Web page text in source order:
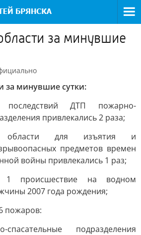
за минувшие
за минувшие сутки:
последствий ДТП пожарно-
привлекались 2 раза;
области для изъятия и
предметов времен
войны привлекались 1 раз;
1 происшествие на водном
2007 года рождения;
пожаров:
подразделения